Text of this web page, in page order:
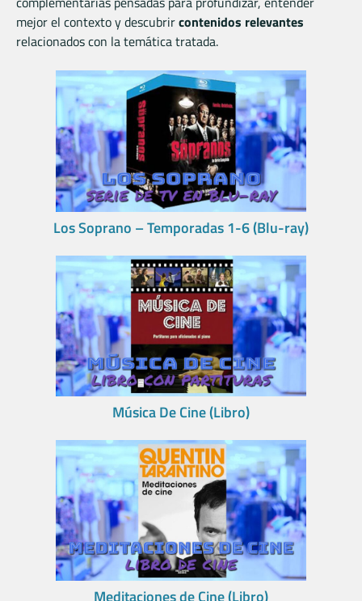
mejor el contexto y descubrircontenidos relevantes
relacionados con la temática tratada.
Los Soprano – Temporadas 1-6 (Blu-ray)
Música De Cine (Libro)